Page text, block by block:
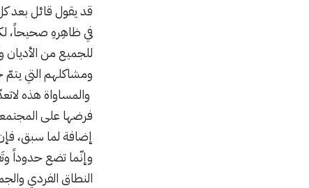
قد يقول قائل بعد
في ظاهِرهِ صحيحاً،
للجميع من
ومشاكلهم التي
والمساواة هذه
فرضها على
إضافة لما سبق،
وإنّما تضع حدوداً
النطاق الفردي